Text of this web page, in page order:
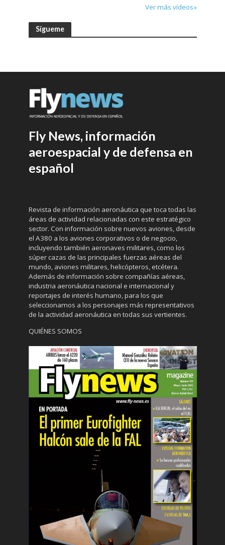
Ver más vídeos»
Sígueme
Fly News, información
aeroespacial y de defensa en
español
Revista de información aeronáutica que toca todas las
áreas de actividad relacionadas con este estratégico
sector. Con información sobre nuevos aviones, desde
el A380 a los aviones corporativos o de negocio,
incluyendo también aeronaves militares, como los
súper cazas de las principales fuerzas aéreas del
mundo, aviones militares, helicópteros, etcétera.
Además de información sobre compañías aéreas,
industria aeronáutica nacional e internacional y
reportajes de interés humano, para los que
seleccionamos a los personajes más representativos
de la actividad aeronáutica en todas sus vertientes.
QUIÉNES SOMOS